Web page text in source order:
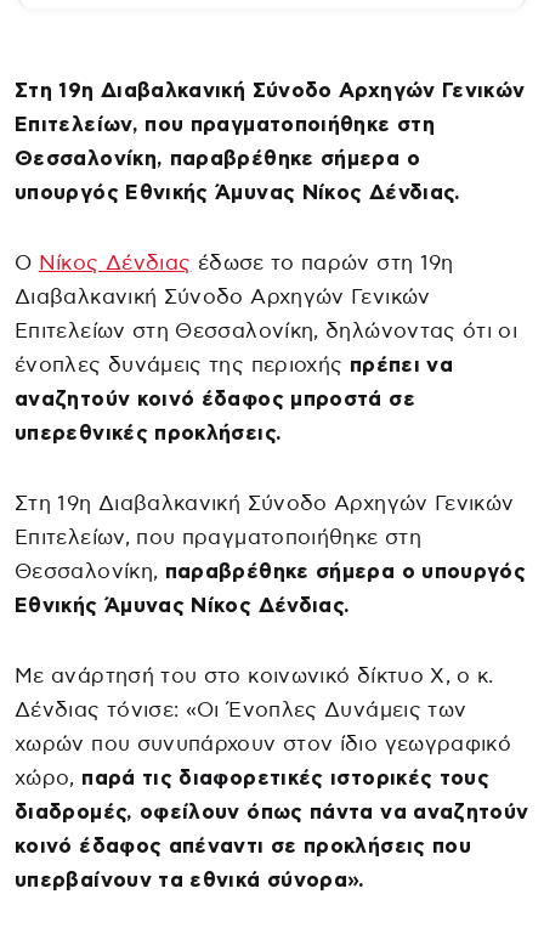
Στη 19η Διαβαλκανική Σύνοδο Αρχηγών Γενικών
Επιτελείων, που πραγματοποιήθηκε στη
Θεσσαλονίκη, παραβρέθηκε σήμερα ο
υπουργός Εθνικής Άμυνας Νίκος Δένδιας.
Ο Νίκος Δένδιας έδωσε το παρών στη 19η
Διαβαλκανική Σύνοδο Αρχηγών Γενικών
Επιτελείων στη Θεσσαλονίκη, δηλώνοντας ότι οι
ένοπλες δυνάμεις της περιοχής πρέπει να
αναζητούν κοινό έδαφος μπροστά σε
υπερεθνικές προκλήσεις.
Στη 19η Διαβαλκανική Σύνοδο Αρχηγών Γενικών
Επιτελείων, που πραγματοποιήθηκε στη
Θεσσαλονίκη, παραβρέθηκε σήμερα ο υπουργός
Εθνικής Άμυνας Νίκος Δένδιας.
Με ανάρτησή του στο κοινωνικό δίκτυο Χ, ο κ.
Δένδιας τόνισε: «Οι Ένοπλες Δυνάμεις των
χωρών που συνυπάρχουν στον ίδιο γεωγραφικό
χώρο, παρά τις διαφορετικές ιστορικές τους
διαδρομές, οφείλουν όπως πάντα να αναζητούν
κοινό έδαφος απέναντι σε προκλήσεις που
υπερβαίνουν τα εθνικά σύνορα».